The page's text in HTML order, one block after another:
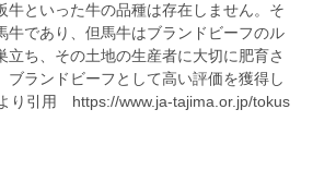
牛といった牛の品種は存在しません。そ
牛であり、但馬牛はブランドビーフのル
立ち、その土地の生産者に大切に肥育さ
ブランドビーフとして高い評価を獲得し
り引用 https://www.ja-tajima.or.jp/tokus